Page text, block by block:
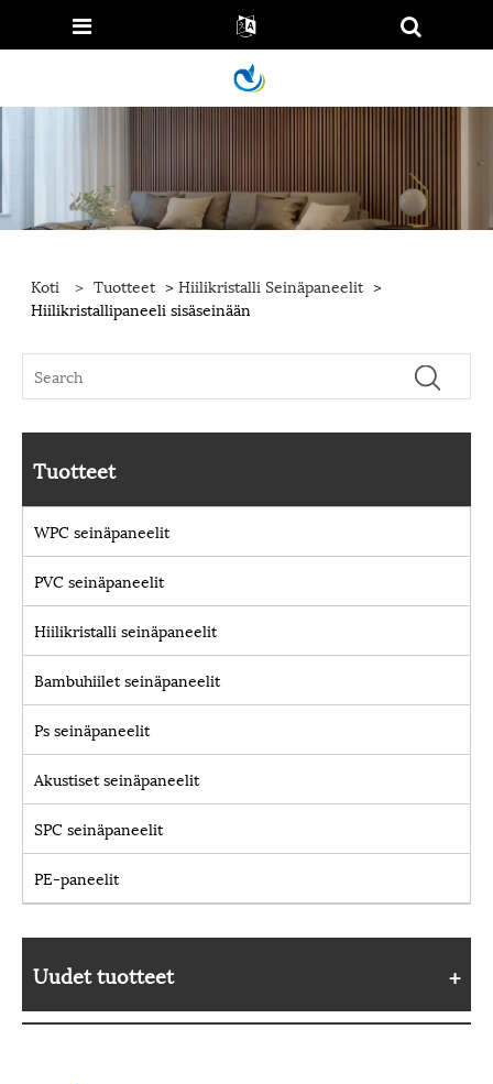
Koti > Tuotteet >Hiilikristalli Seinäpaneelit >
Hiilikristallipaneeli sisäseinään
Tuotteet
WPC seinäpaneelit
PVC seinäpaneelit
Hiilikristalli seinäpaneelit
Bambuhiilet seinäpaneelit
Ps seinäpaneelit
Akustiset seinäpaneelit
SPC seinäpaneelit
PE-paneelit
Uudet tuotteet